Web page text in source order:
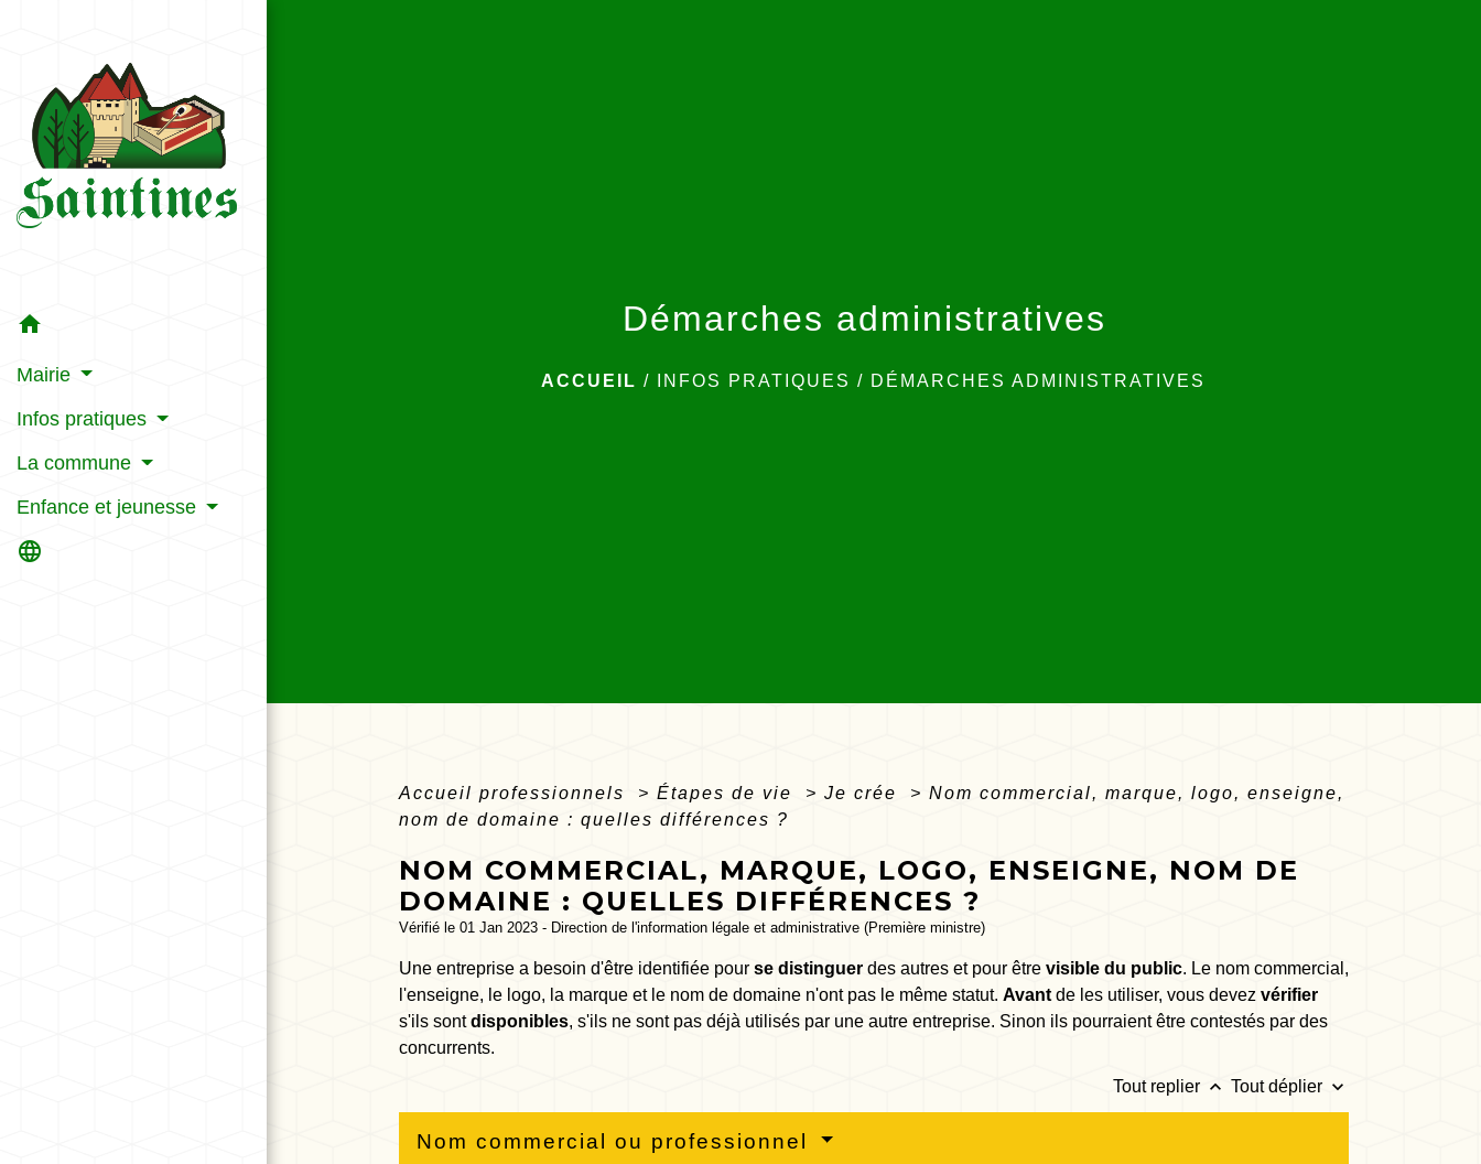
home
Mairie
Infos pratiques
La commune
Enfance et jeunesse
language
Démarches administratives
ACCUEIL / INFOS PRATIQUES / DÉMARCHES ADMINISTRATIVES
Accueil professionnels > Étapes de vie > Je crée > Nom commercial, marque, logo, enseigne,
nom de domaine : quelles différences ?
NOM COMMERCIAL, MARQUE, LOGO, ENSEIGNE, NOM DE
DOMAINE : QUELLES DIFFÉRENCES ?
Vérifié le 01 Jan 2023 - Direction de l'information légale et administrative (Première ministre)
Une entreprise a besoin d'être identifiée pour se distinguerdes autres et pour être visible du public. Le nom commercial,
l'enseigne, le logo, la marque et le nom de domaine n'ont pas le même statut. Avantde les utiliser, vous devez vérifier
s'ils sontdisponibles, s'ils ne sont pas déjà utilisés par une autre entreprise. Sinon ils pourraient être contestés par des
concurrents.
Tout replier keyboard_arrow_up Tout déplier keyboard_arrow_down
Nom commercial ou professionnel